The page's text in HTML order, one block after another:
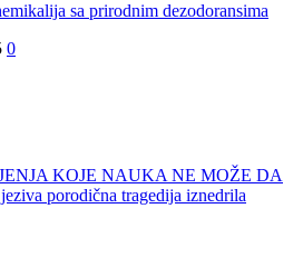
sa prirodnim dezodoransima
0
KOJE NAUKA NE MOŽE DA
porodična tragedija iznedrila